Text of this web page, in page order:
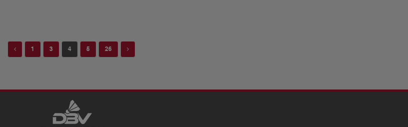
Previous
1 3 4 5 26 Next